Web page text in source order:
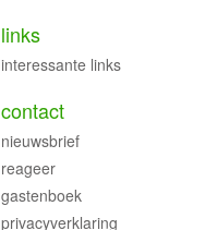
links
interessante links
contact
nieuwsbrief
reageer
gastenboek
privacyverklaring